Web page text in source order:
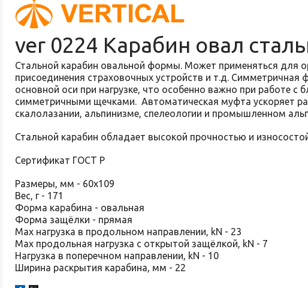
ver 0224 Карабин овал
Стальной карабин овальной формы. Может применяться для
присоединения страховочных устройств и т.д.
основной оси при нагрузке, что особенно важно при работе с
симметричными щечками. Автоматическая муфта ускоряет
скалолазании, альпинизме, спелеологии и промышленном
Стальной карабин обладает высокой прочностью и
Сертификат ГОСТ Р
Размеры, мм - 60х109
Вес, г - 171
Форма карабина - овальная
Форма защёлки - прямая
Мах нагрузка в продольном направлении, kN - 23
Max продольная нагрузка с открытой защёлкой, kN - 7
Нагрузка в поперечном направлении, kN - 10
Ширина раскрытия карабина, мм - 22